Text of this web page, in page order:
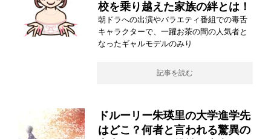
校を乗り越えた家族の絆とは！
朝ドラへの出演やバラエティ番組での毒舌
キャラクターで、一躍お茶の間の人気者と
なったギャルモデルのみり
記事を読む
ドルーリー朱瑛里の大学進学先
はどこ？何者と言われる驚異の